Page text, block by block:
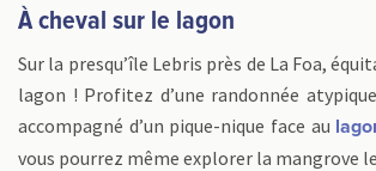
À cheval sur le lagon
Sur la presqu’île Lebris près de La Foa,
lagon ! Profitez d’une randonnée
accompagné d’un pique-nique face au
vous pourrez même explorer la mangrove